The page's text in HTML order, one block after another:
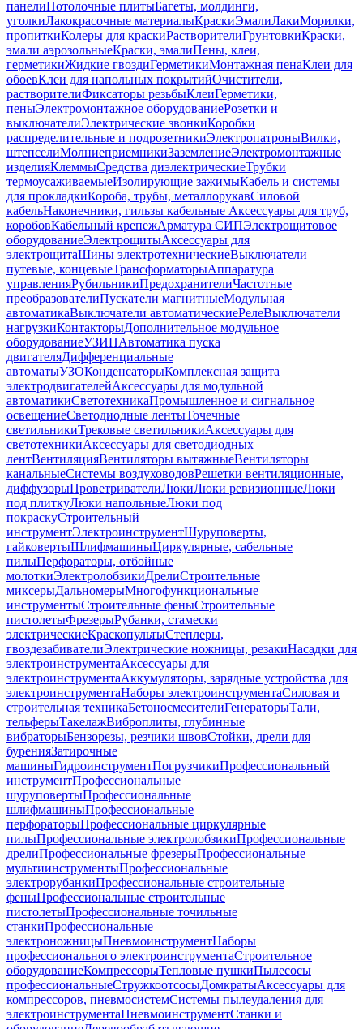
панелиПотолочные плитыБагеты, молдинги,
уголкиЛакокрасочные материалыКраскиЭмалиЛакиМорилки,
пропиткиКолеры для краскиРастворителиГрунтовкиКраски,
эмали аэрозольныеКраски, эмалиПены, клеи,
герметикиЖидкие гвоздиГерметикиМонтажная пенаКлеи для
обоевКлеи для напольных покрытийОчистители,
растворителиФиксаторы резьбыКлеиГерметики,
пеныЭлектромонтажное оборудованиеРозетки и
выключателиЭлектрические звонкиКоробки
распределительные и подрозетникиЭлектропатроныВилки,
штепселиМолниеприемникиЗаземлениеЭлектромонтажные
изделияКлеммыСредства диэлектрическиеТрубки
термоусаживаемыеИзолирующие зажимыКабель и системы
для прокладкиКороба, трубы, металлорукавСиловой
кабельНаконечники, гильзы кабельные Аксессуары для труб,
коробовКабельный крепежАрматура СИПЭлектрощитовое
оборудованиеЭлектрощитыАксессуары для
электрощитаШины электротехническиеВыключатели
путевые, концевыеТрансформаторыАппаратура
управленияРубильникиПредохранителиЧастотные
преобразователиПускатели магнитныеМодульная
автоматикаВыключатели автоматическиеРелеВыключатели
нагрузкиКонтакторыДополнительное модульное
оборудованиеУЗИПАвтоматика пуска
двигателяДифференциальные
автоматыУЗОКонденсаторыКомплексная защита
электродвигателейАксессуары для модульной
автоматикиСветотехникаПромышленное и сигнальное
освещениеСветодиодные лентыТочечные
светильникиТрековые светильникиАксессуары для
светотехникиАксессуары для светодиодных
лентВентиляцияВентиляторы вытяжныеВентиляторы
канальныеСистемы воздуховодовРешетки вентиляционные,
диффузорыПроветривателиЛюкиЛюки ревизионныеЛюки
под плиткуЛюки напольныеЛюки под
покраскуСтроительный
инструментЭлектроинструментШуруповерты,
гайковертыШлифмашиныЦиркулярные, сабельные
пилыПерфораторы, отбойные
молоткиЭлектролобзикиДрелиСтроительные
миксерыДальномерыМногофункциональные
инструментыСтроительные феныСтроительные
пистолетыФрезерыРубанки, стамески
электрическиеКраскопультыСтеплеры,
гвоздезабивателиЭлектрические ножницы, резакиНасадки для
электроинструментаАксессуары для
электроинструментаАккумуляторы, зарядные устройства для
электроинструментаНаборы электроинструментаСиловая и
строительная техникаБетоносмесителиГенераторыТали,
тельферыТакелажВиброплиты, глубинные
вибраторыБензорезы, резчики швовСтойки, дрели для
буренияЗатирочные
машиныГидроинструментПогрузчикиПрофессиональный
инструментПрофессиональные
шуруповертыПрофессиональные
шлифмашиныПрофессиональные
перфораторыПрофессиональные циркулярные
пилыПрофессиональные электролобзикиПрофессиональные
дрелиПрофессиональные фрезерыПрофессиональные
мультиинструментыПрофессиональные
электрорубанкиПрофессиональные строительные
феныПрофессиональные строительные
пистолетыПрофессиональные точильные
станкиПрофессиональные
электроножницыПневмоинструментНаборы
профессионального электроинструментаСтроительное
оборудованиеКомпрессорыТепловые пушкиПылесосы
профессиональныеСтружкоотсосыДомкратыАксессуары для
компрессоров, пневмосистемСистемы пылеудаления для
электроинструментаПневмоинструментСтанки и